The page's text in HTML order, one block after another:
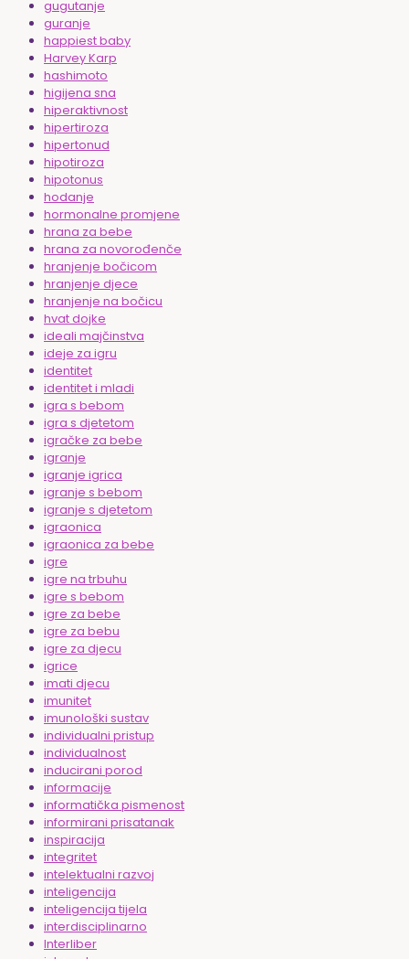
gugutanje
guranje
happiest baby
Harvey Karp
hashimoto
higijena sna
hiperaktivnost
hipertiroza
hipertonud
hipotiroza
hipotonus
hodanje
hormonalne promjene
hrana za bebe
hrana za novorođenče
hranjenje bočicom
hranjenje djece
hranjenje na bočicu
hvat dojke
ideali majčinstva
ideje za igru
identitet
identitet i mladi
igra s bebom
igra s djetetom
igračke za bebe
igranje
igranje igrica
igranje s bebom
igranje s djetetom
igraonica
igraonica za bebe
igre
igre na trbuhu
igre s bebom
igre za bebe
igre za bebu
igre za djecu
igrice
imati djecu
imunitet
imunološki sustav
individualni pristup
individualnost
inducirani porod
informacije
informatička pismenost
informirani prisatanak
inspiracija
integritet
intelektualni razvoj
inteligencija
inteligencija tijela
interdisciplinarno
Interliber